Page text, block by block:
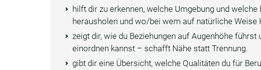
hilft dir zu erkennen, welche Umgebung und
herausholen und wo/bei wem auf natürliche Weise
zeigt dir, wie du Beziehungen auf Augenhöhe
einordnen kannst – schafft Nähe statt Trennung.
gibt dir eine Übersicht, welche Qualitäten du für